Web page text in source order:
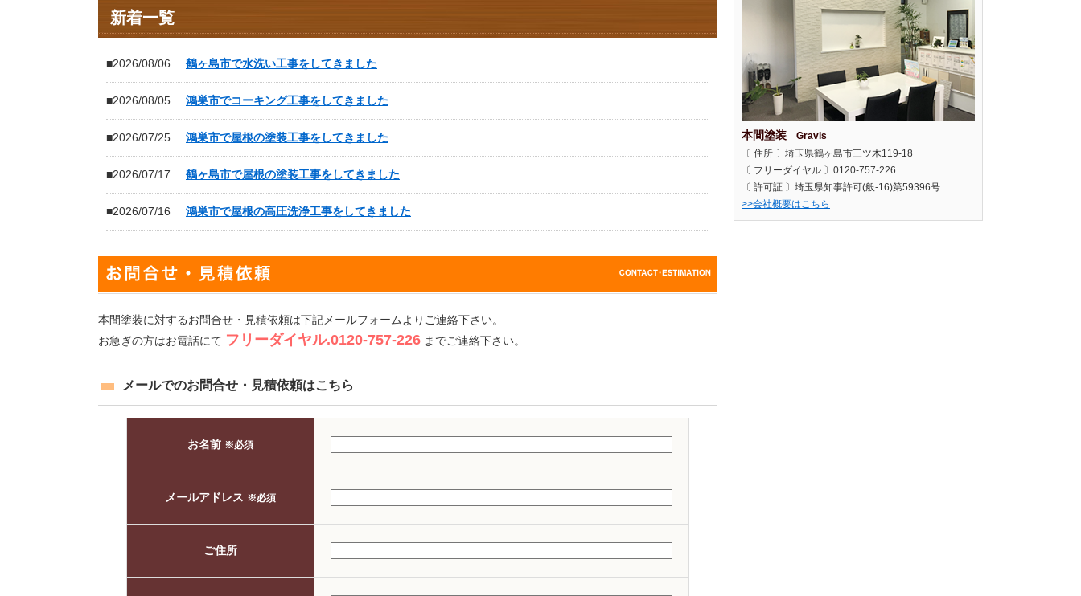
新着一覧
■2026/08/06 鶴ヶ島市で水洗い工事をしてきました
■2026/08/05 鴻巣市でコーキング工事をしてきました
■2026/07/25 鴻巣市で屋根の塗装工事をしてきました
■2026/07/17 鶴ヶ島市で屋根の塗装工事をしてきました
■2026/07/16 鴻巣市で屋根の高圧洗浄工事をしてきました
本間塗装に対するお問合せ・見積依頼は下記メールフォームよりご連絡下さい。
お急ぎの方はお電話にて フリーダイヤル.0120-757-226 までご連絡下さい。
メールでのお問合せ・見積依頼はこちら
お名前 ※必須
メールアドレス ※必須
ご住所
本間塗装
Gravis
〔 住所 〕埼玉県鶴ヶ島市三ツ木119-18
〔 フリーダイヤル 〕0120-757-226
〔 許可証 〕埼玉県知事許可(般-16)第59396号
>>会社概要はこちら